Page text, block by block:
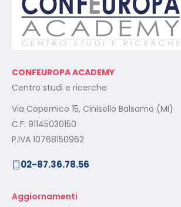
CONFEUROPA ACADEMY
Centro studi e ricerche
Via Copernico 15, Cinisello Balsamo (MI)
C.F. 91145030150
P.IVA 10768150962
02-87.36.78.56
Aggiornamenti